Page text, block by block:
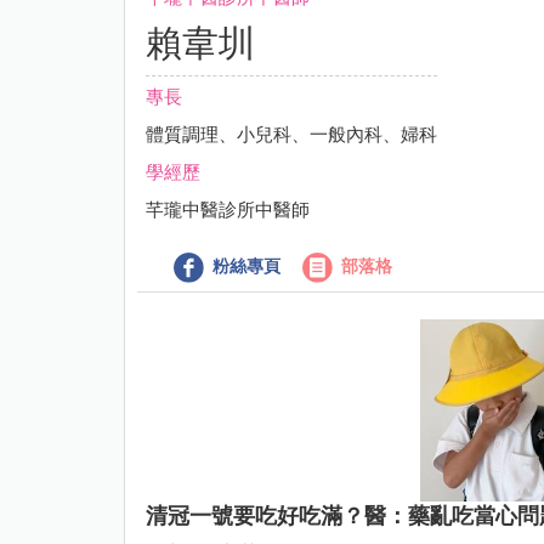
賴韋圳
專長
體質調理、小兒科、一般內科、婦科
學經歷
芊瓏中醫診所中醫師
粉絲專頁 部落格
清冠一號要吃好吃滿？醫：藥亂吃當心